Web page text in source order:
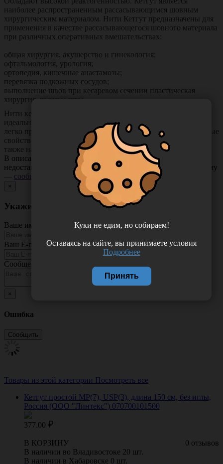
наиболее распространенным рассасывающимся шовным
хирургическим материалом. Нити Кетгут предназначены для
применения в качестве рассасывающегося шовного материала
при различных оперативных вмешательствах:
общая хирургия, акушерство и гинекология;
офтальмология, урология;
ортопедия, кишечные анастамозы;
перевязка подкожных сосудов;
выполнение швов при кесаревом сечении пластическая
хирургия, кожные швы.
Нити кетгута имеют одинаковую прочность по всей длине,
идеально гладкую поверхность нити. Благодаря этому нить
легко проходит через ткани, имеет хорошие манипуляционные
свойства, высокую разрывную нагрузку и эластичность, а
также надежный узел.
В описании товара могут иметь место неточности или
недостающая информация. Если вы заметили такую проблему
— сообщите нам
×
Укажите неточность в описании товара
Ваше имя
Ваш E-mail
Сообщение
×
Ошибка
Товары из этой категории Посмотреть все
Кетгут простой МР(7), USP(3), длина 150 см, без иглы,
Россия (ООО "Линтекс") 070700101500
377.00
0 отзывов
В КОРЗИНУ
В наличии во Владивостоке 20 шт.
В наличии в Хабаровске 0 шт.
Куки не едим, но собираем!
Оставаясь на сайте, вы принимаете условия
Подробнее
Принять